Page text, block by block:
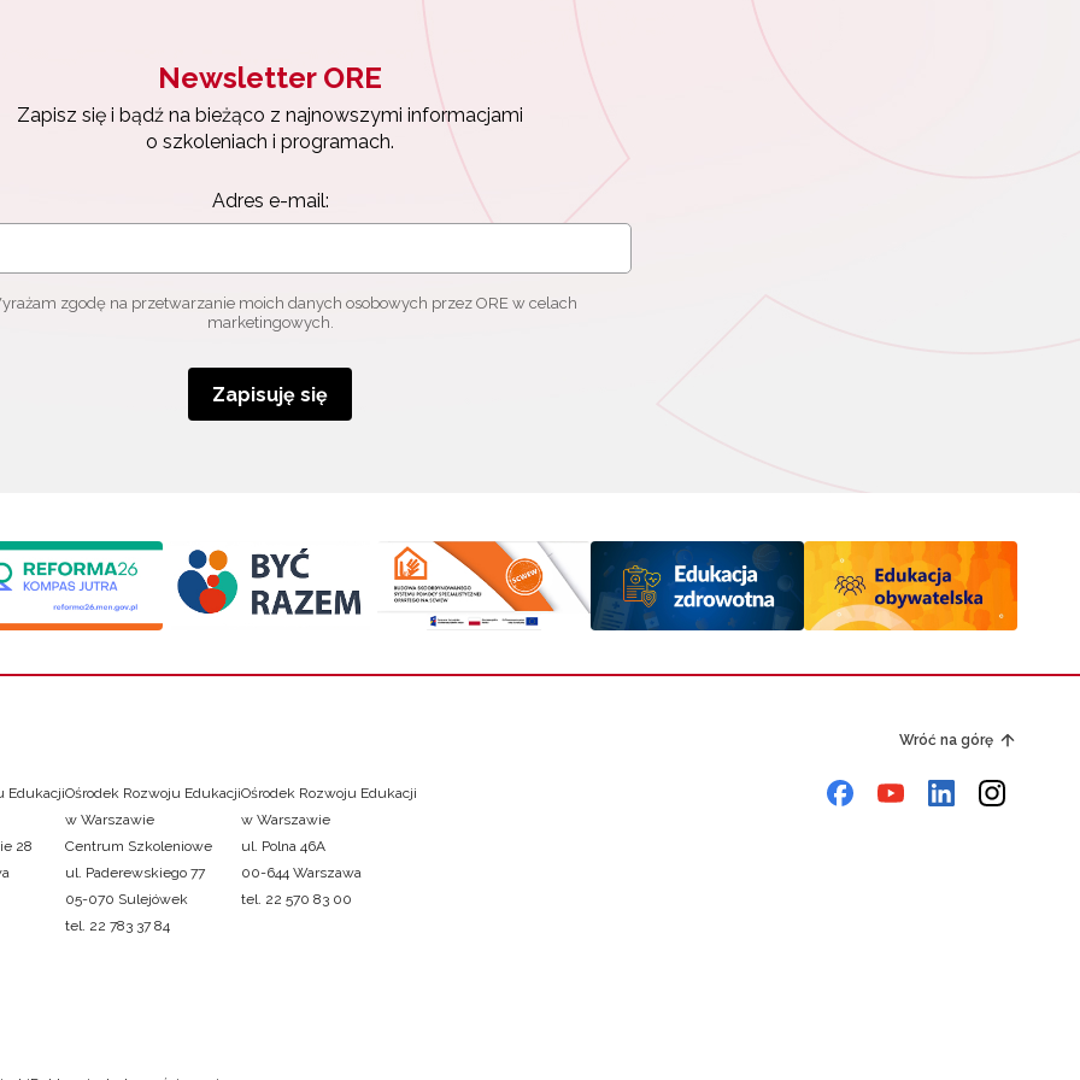
Newsletter ORE
Zapisz się i bądź na bieżąco z najnowszymi informacjami
o szkoleniach i programach.
Adres e-mail:
zgodę na przetwarzanie moich danych osobowych przez ORE w celach
marketingowych.
Zapisuję się
Wróć na górę
Edukacji
28
Ośrodek Rozwoju Edukacji
w Warszawie
Centrum Szkoleniowe
ul. Paderewskiego 77
05-070 Sulejówek
tel. 22 783 37 84
Ośrodek Rozwoju Edukacji
w Warszawie
ul. Polna 46A
00-644 Warszawa
tel. 22 570 83 00